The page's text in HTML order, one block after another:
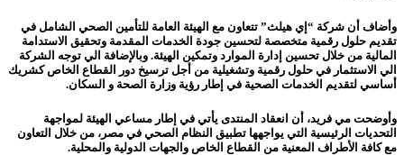
وأضاف أن شركة “إي هيلث” تتعاون مع الهيئة العامة للتأمين الصحي الشامل في
تقديم حلول رقمية متخصصة لتحسين جودة الخدمات المقدمة وتحقيق الاستدامة
المالية من خلال تحسين إدارة الموارد وتمكين الهيئة. وبالإضافة الي توجه الشركة
الي الاستثمار في حلول رقمية وتشغيلية من أجل ترسيخ دور القطاع الخاص كشريك
أساسي لتقديم الخدمات الصحية في إطار رؤية وزارة الصحة و السكان.
وأوضحت مي فريد، أن انعقاد المنتدى يأتي في إطار مساعي الهيئة لمواجهة
التحديات الرئيسية التي يواجهها تطبيق النظام الصحي في مصر، من خلال التعاون
مع كافة الأطراف المعنية من القطاع الخاص والجهات الدولية والمحلية.